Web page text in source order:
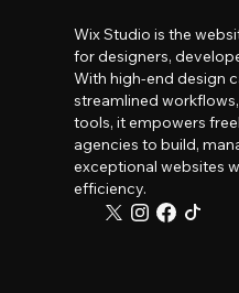
Wix Studio is the
for designers,
With high-end design
streamlined
tools, it empowers
agencies to build,
exceptional websites
efficiency.